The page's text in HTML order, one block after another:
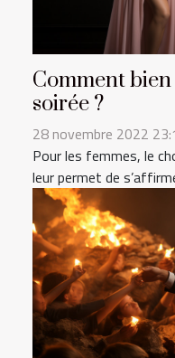
Comment
soirée ?
28 novembre 2022
Pour les femmes, le
leur permet de